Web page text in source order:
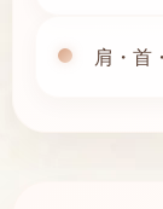
肩・首